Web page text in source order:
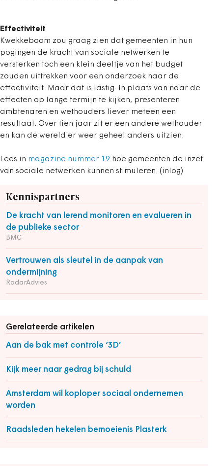
Effectiviteit
Kwekkeboom zou graag zien dat gemeenten in hun
pogingen de kracht van sociale netwerken te
versterken toch een klein deeltje van het budget
zouden uittrekken voor een onderzoek naar de
effectiviteit. Maar dat is lastig. In plaats van naar de
effecten op lange termijn te kijken, presenteren
ambtenaren en wethouders liever meteen een
resultaat. Over tien jaar zit er een andere wethouder
en kan de wereld er weer geheel anders uitzien.
Lees in magazine nummer 19 hoe gemeenten de inzet
van sociale netwerken kunnen stimuleren. (inlog)
Kennispartners
De kracht van lerend monitoren en evalueren in
de publieke sector
BMC
Vertrouwen als sleutel in de aanpak van
ondermijning
RadarAdvies
Gerelateerde artikelen
Aan de bak met controle ‘3D’
Kijk meer naar gedrag bij schuld
Amsterdam wil koploper sociaal ondernemen
worden
Raadsleden hekelen bemoeienis Plasterk